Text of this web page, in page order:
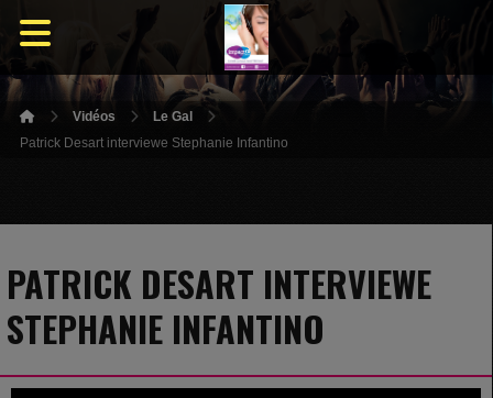
Vidéos
Le Gal
Patrick Desart interviewe Stephanie Infantino
PATRICK DESART INTERVIEWE
STEPHANIE INFANTINO